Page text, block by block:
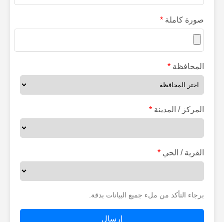
صورة كاملة *
المحافظة *
المركز / المدينة *
القرية / الحي *
برجاء التأكد من ملء جميع البيانات بدقة.
إرسال